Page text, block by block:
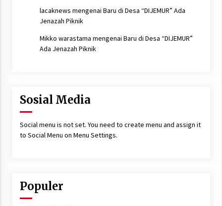
lacaknews mengenai Baru di Desa “DIJEMUR” Ada
Jenazah Piknik
Mikko warastama mengenai Baru di Desa “DIJEMUR”
Ada Jenazah Piknik
Sosial Media
Social menu is not set. You need to create menu and assign it
to Social Menu on Menu Settings.
Populer